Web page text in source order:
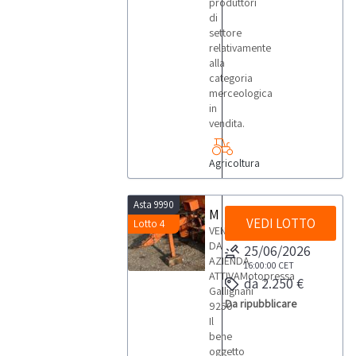
di
settore
relativamente
alla
categoria
merceologica
in
vendita.
Agricoltura
Asta 9990
Lotto 4
VENDITA
DA
AZIENDA
ATTIVAMotopressa
Gallignani
9250
Il
bene
oggetto
VEDI LOTTO
25/06/2026
16:00:00 CET
da 2.250 €
Da ripubblicare